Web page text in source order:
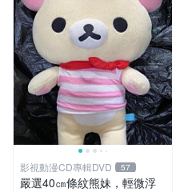
影視動漫CD專輯DVD 57
嚴選40㎝條紋熊妹，輕微浮